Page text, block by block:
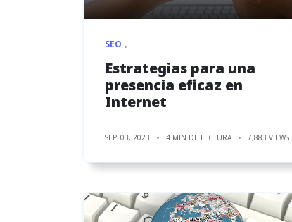
SEO
Estrategias para una
presencia eficaz en
Internet
SEP. 03, 2023 4 MIN DE LECTURA 7,883 VIEWS